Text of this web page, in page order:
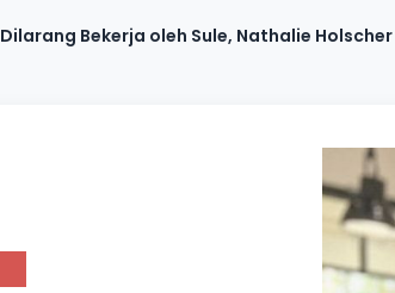
Dilarang Bekerja oleh Sule, Nathalie